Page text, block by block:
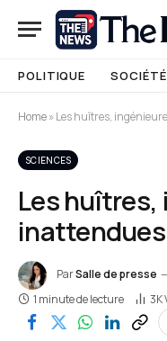
POLITIQUE SOCIÉTÉ
Home»Les huîtres,
SCIENCES
Les
ParSalle de presse
1 minute de lecture
3K